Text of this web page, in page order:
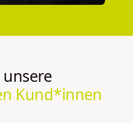
unsere
Kund*innen